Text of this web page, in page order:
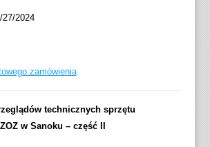
2024
zamówienia
technicznych sprzętu
w Sanoku – część II